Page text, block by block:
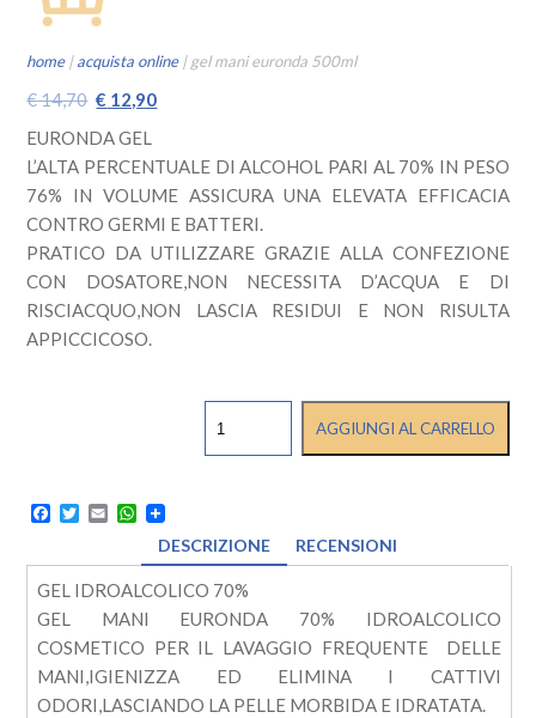
home|acquista online|gel mani euronda 500ml
€14,70 Il
prezzo
originale
era:
€ 14,70.
€ 12,90Il
attuale
è:
€ 12,90.
EURONDA GEL
L’ALTA PERCENTUALE DI ALCOHOL PARI AL 70% IN PESO
76% IN VOLUME ASSICURA UNA ELEVATA EFFICACIA
CONTRO GERMI E BATTERI.
PRATICO DA UTILIZZARE GRAZIE ALLA CONFEZIONE
CON DOSATORE,NON NECESSITA D’ACQUA E DI
RISCIACQUO,NON LASCIA RESIDUI E NON RISULTA
APPICCICOSO.
EURONDA
AGGIUNGI AL CARRELLO
Facebook
TwitterEmailWhatsApp
DESCRIZIONE
RECENSIONI
GEL IDROALCOLICO 70%
GEL MANI EURONDA 70% IDROALCOLICO
COSMETICO PER IL LAVAGGIO FREQUENTE DELLE
MANI,IGIENIZZA ED ELIMINA I CATTIVI
ODORI,LASCIANDO LA PELLE MORBIDA E IDRATATA.